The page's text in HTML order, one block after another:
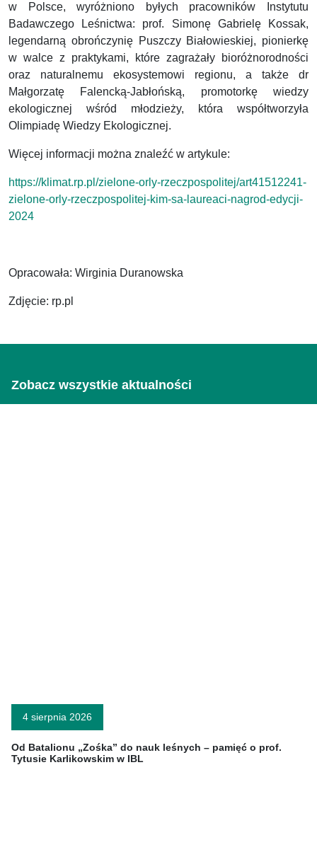
w Polsce, wyróżniono byłych pracowników Instytutu
Badawczego Leśnictwa: prof. Simonę Gabrielę Kossak,
legendarną obrończynię Puszczy Białowieskiej, pionierkę
w walce z praktykami, które zagrażały bioróżnorodności
oraz naturalnemu ekosystemowi regionu, a także dr
Małgorzatę Falencką-Jabłońską, promotorkę wiedzy
ekologicznej wśród młodzieży, która współtworzyła
Olimpiadę Wiedzy Ekologicznej.
Więcej informacji można znaleźć w artykule:
https://klimat.rp.pl/zielone-orly-rzeczpospolitej/art41512241-
zielone-orly-rzeczpospolitej-kim-sa-laureaci-nagrod-edycji-
2024
Opracowała: Wirginia Duranowska
Zdjęcie: rp.pl
Zobacz wszystkie aktualności
4 sierpnia 2026
Od Batalionu „Zośka” do nauk leśnych – pamięć o prof.
Tytusie Karlikowskim w IBL